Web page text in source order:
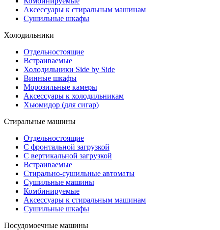
Аксессуары к стиральным машинам
Сушильные шкафы
Холодильники
Отдельностоящие
Встраиваемые
Холодильники Side by Side
Винные шкафы
Морозильные камеры
Аксессуары к холодильникам
Хьюмидор (для сигар)
Стиральные машины
Отдельностоящие
С фронтальной загрузкой
С вертикальной загрузкой
Встраиваемые
Стирально-сушильные автоматы
Сушильные машины
Комбинируемые
Аксессуары к стиральным машинам
Сушильные шкафы
Посудомоечные машины